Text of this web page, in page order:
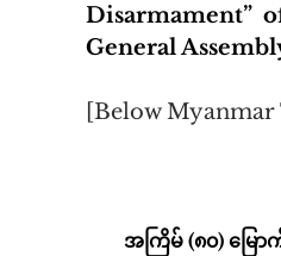
Disarmament”
General
[Below Myanmar
အကြိမ် (၈၀) မြ